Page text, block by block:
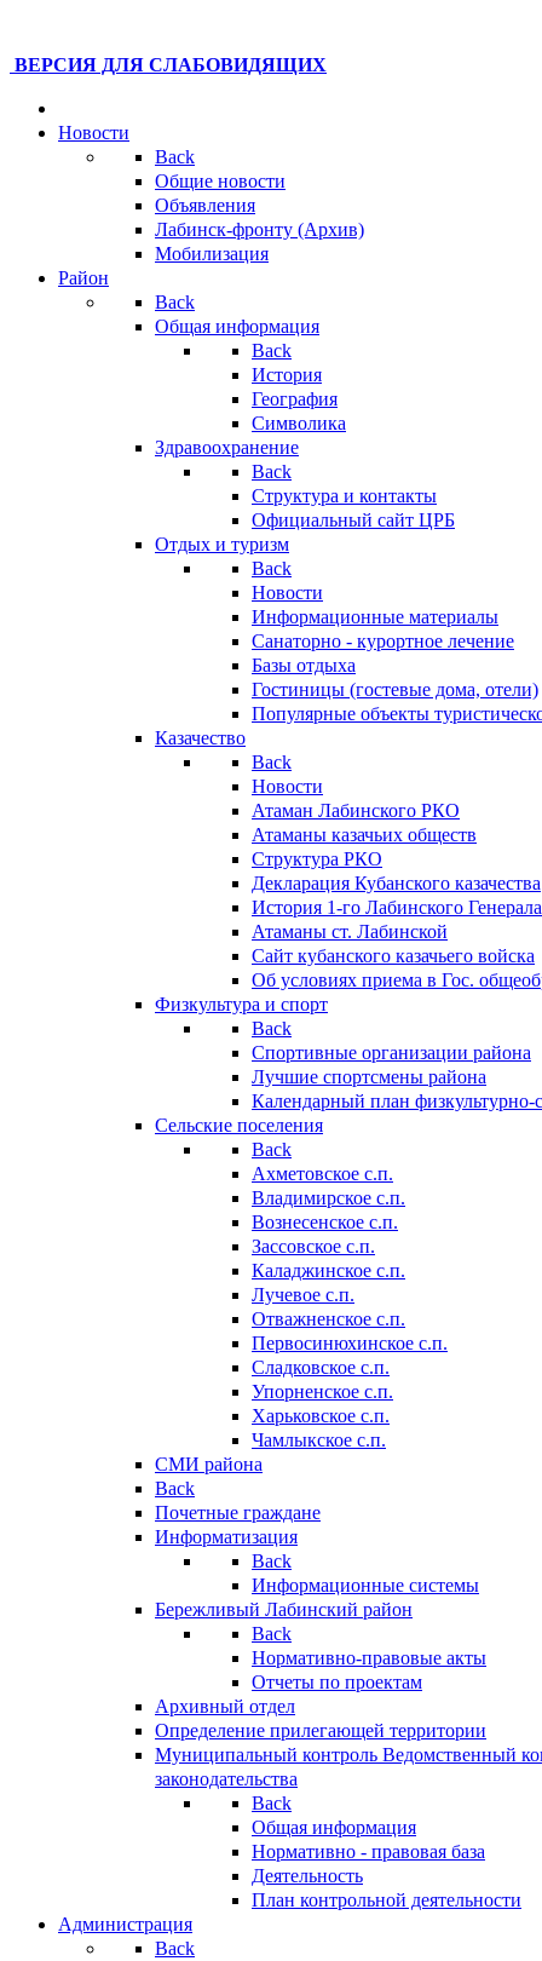
ВЕРСИЯ ДЛЯ СЛАБОВИДЯЩИХ
Новости
Back
Общие новости
Объявления
Лабинск-фронту (Архив)
Мобилизация
Район
Back
Общая информация
Back
История
География
Символика
Здравоохранение
Back
Структура и контакты
Официальный сайт ЦРБ
Отдых и туризм
Back
Новости
Информационные материалы
Санаторно - курортное лечение
Базы отдыха
Гостиницы (гостевые дома, отели)
Популярные объекты
Казачество
Back
Новости
Атаман Лабинского РКО
Атаманы казачьих обществ
Структура РКО
Декларация Кубанского казачества
История 1-го Лабинского
Атаманы ст. Лабинской
Cайт кубанского казачьего войска
Об условиях приема в Гос.
Физкультура и спорт
Back
Спортивные организации района
Лучшие спортсмены района
Календарный план
Сельские поселения
Back
Ахметовское с.п.
Владимирское с.п.
Вознесенское с.п.
Зассовское с.п.
Каладжинское с.п.
Лучевое с.п.
Отважненское с.п.
Первосинюхинское с.п.
Сладковское с.п.
Упорненское с.п.
Харьковское с.п.
Чамлыкское с.п.
СМИ района
Back
Почетные граждане
Информатизация
Back
Информационные системы
Бережливый Лабинский район
Back
Нормативно-правовые акты
Отчеты по проектам
Архивный отдел
Определение прилегающей территории
Муниципальный контроль Ведомственный
законодательства
Back
Общая информация
Нормативно - правовая база
Деятельность
План контрольной деятельности
Администрация
Back